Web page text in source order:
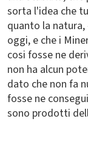
sorta l'idea che
quanto la
oggi, e che i
cosi fosse ne
non ha alcun
dato che non fa
fosse ne
sono prodotti